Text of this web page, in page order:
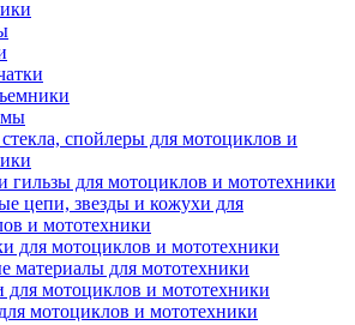
спойлеры для мотоциклов и
для мотоциклов и мототехники
цепи, звезды и кожухи для
и мототехники
для мотоциклов и мототехники
материалы для мототехники
для мотоциклов и мототехники
мотоциклов и мототехники